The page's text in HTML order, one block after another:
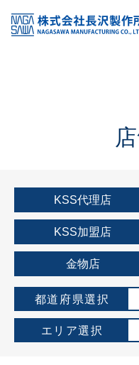
KSS加盟店・取扱店情報
店舗一覧
KSS代理店
KSS加盟店
金物店
都道府県選択
エリア選択